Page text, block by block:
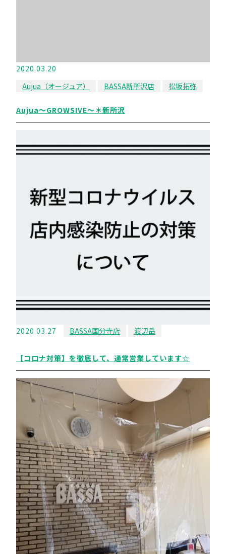
2020.03.20
Aujua（オージュア）
BASSA新所沢店 松坂拓弥
Aujua〜GROWSIVE〜＊新所沢
2020.03.27 BASSA国分寺店 渡辺岳
【コロナ対策】を徹底して、通常営業しています☆